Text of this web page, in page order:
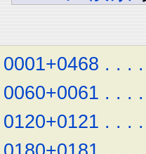
0001+0468 . . . .
0060+0061 . . . .
0120+0121 . . . .